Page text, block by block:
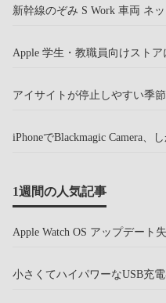
新幹線のぞみ S Work 車両 ネ
Apple 学生・教職員向けスト
アイサイトが停止しやすい季
iPhoneでBlackmagic Camera、
1週間の人気記事
Apple Watch OS アップデート
小さくてハイパワーなUSB充